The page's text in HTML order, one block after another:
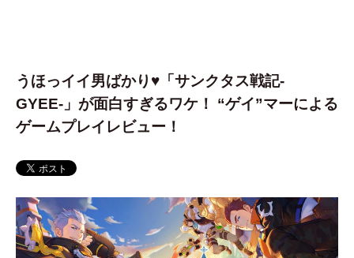
うほっイイ男ばかり♥︎「サンクタス戦記-
GYEE-」が面白すぎるワケ！ “ゲイ”マーによる
ゲームプレイレビュー！